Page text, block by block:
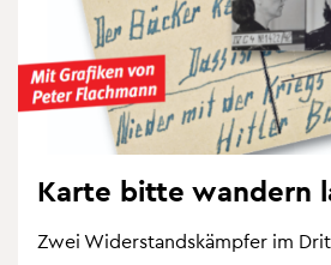
Karte bitte wan­dern
Zwei Wi­der­stands­kämp­fer im